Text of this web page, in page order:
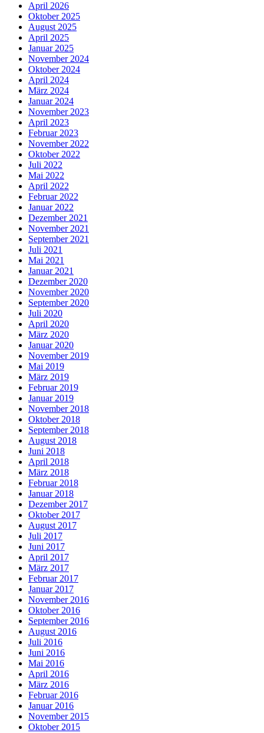
April 2026
Oktober 2025
August 2025
April 2025
Januar 2025
November 2024
Oktober 2024
April 2024
März 2024
Januar 2024
November 2023
April 2023
Februar 2023
November 2022
Oktober 2022
Juli 2022
Mai 2022
April 2022
Februar 2022
Januar 2022
Dezember 2021
November 2021
September 2021
Juli 2021
Mai 2021
Januar 2021
Dezember 2020
November 2020
September 2020
Juli 2020
April 2020
März 2020
Januar 2020
November 2019
Mai 2019
März 2019
Februar 2019
Januar 2019
November 2018
Oktober 2018
September 2018
August 2018
Juni 2018
April 2018
März 2018
Februar 2018
Januar 2018
Dezember 2017
Oktober 2017
August 2017
Juli 2017
Juni 2017
April 2017
März 2017
Februar 2017
Januar 2017
November 2016
Oktober 2016
September 2016
August 2016
Juli 2016
Juni 2016
Mai 2016
April 2016
März 2016
Februar 2016
Januar 2016
November 2015
Oktober 2015